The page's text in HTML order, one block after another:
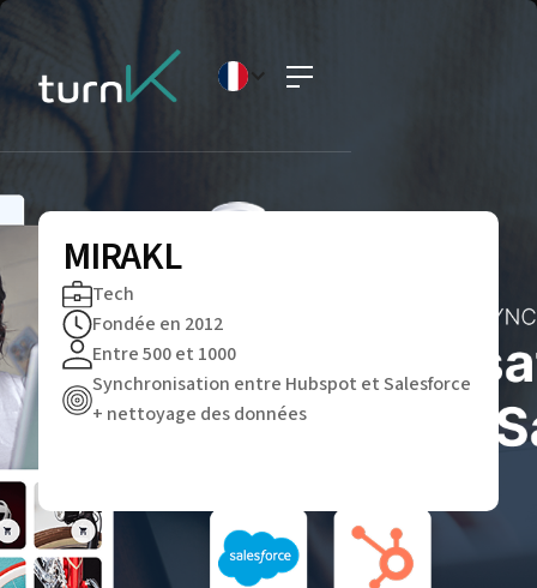
MIRAKL
Tech
Fondée en 2012
Entre 500 et 1000
Synchronisation entre Hubspot et Salesforce
+ nettoyage des données